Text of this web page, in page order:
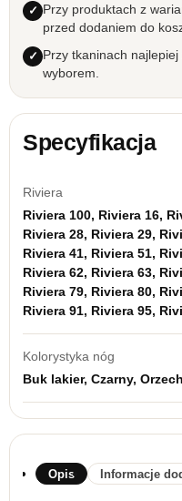
Przy produktach z
przed dodaniem do
Przy tkaninach
wyborem.
Specyfikacja
Riviera
Riviera 100, Riviera 16,
Riviera 28, Riviera 29,
Riviera 41, Riviera 51,
Riviera 62, Riviera 63,
Riviera 79, Riviera 80,
Riviera 91, Riviera 95,
Kolorystyka nóg
Buk lakier, Czarny,
Opis Informacje